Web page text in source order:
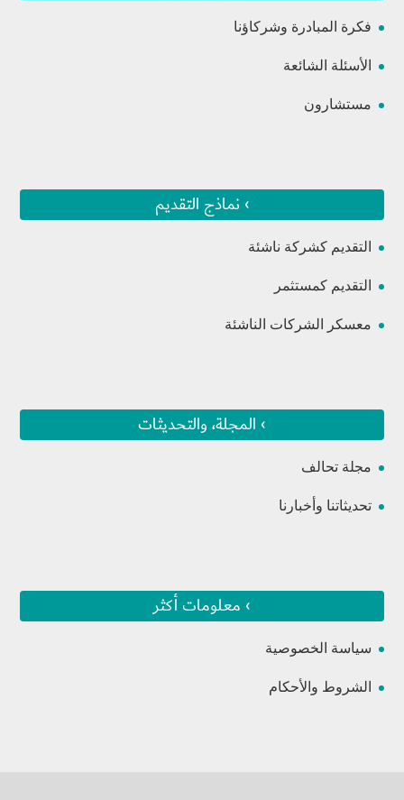
فكرة المبادرة وشركاؤنا
الأسئلة الشائعة
مستشارون
› نماذج التقديم
التقديم كشركة ناشئة
التقديم كمستثمر
معسكر الشركات الناشئة
› المجلة، والتحديثات
مجلة تحالف
تحديثاتنا وأخبارنا
› معلومات أكثر
سياسة الخصوصية
الشروط والأحكام